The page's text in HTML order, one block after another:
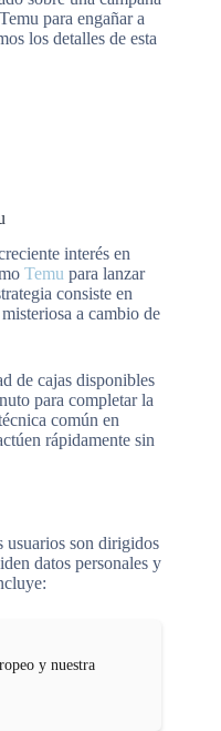
para engañar a
los detalles de esta
interés en
Temu para lanzar
consiste en
a cambio de
de cajas disponibles
para completar la
común en
rápidamente sin
usuarios son dirigidos
datos personales y
y nuestra